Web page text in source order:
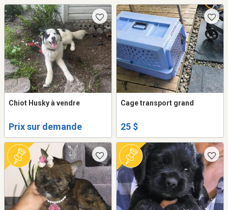
Chiot Husky à vendre
Prix sur demande
Cage transport grand
25 $